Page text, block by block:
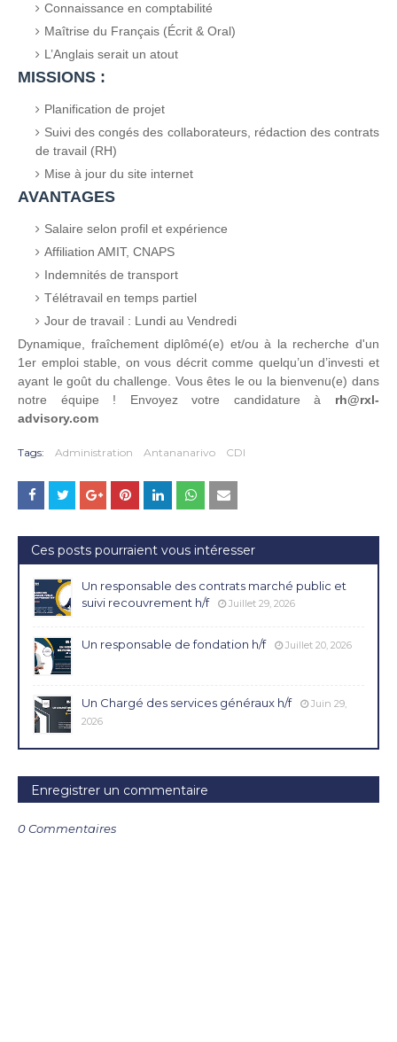
Connaissance en comptabilité
Maîtrise du Français (Écrit & Oral)
L’Anglais serait un atout
MISSIONS :
Planification de projet
Suivi des congés des collaborateurs, rédaction des contrats
de travail (RH)
Mise à jour du site internet
AVANTAGES
Salaire selon profil et expérience
Affiliation AMIT, CNAPS
Indemnités de transport
Télétravail en temps partiel
Jour de travail : Lundi au Vendredi
Dynamique, fraîchement diplômé(e) et/ou à la recherche d'un
1er emploi stable, on vous décrit comme quelqu’un d’investi et
ayant le goût du challenge. Vous êtes le ou la bienvenu(e) dans
notre équipe ! Envoyez votre candidature à rh@rxl-
advisory.com
Tags: Administration Antananarivo CDI
Ces posts pourraient vous intéresser
Un responsable des contrats marché public et
suivi recouvrement h/f
Juillet 29, 2026
Un responsable de fondation h/f Juillet 20, 2026
Un Chargé des services généraux h/f
Juin 29,
2026
Enregistrer un commentaire
0 Commentaires